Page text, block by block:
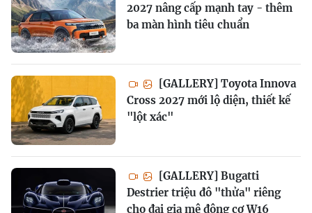
2027 nâng cấp mạnh tay - thêm
ba màn hình tiêu chuẩn
[GALLERY] Toyota Innova
Cross 2027 mới lộ diện, thiết kế
"lột xác"
[GALLERY] Bugatti
Destrier triệu đô "thửa" riêng
cho đại gia mê động cơ W16